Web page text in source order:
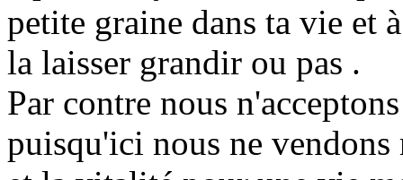
petite graine dans ta vie et
la laisser grandir ou pas .
Par contre nous
puisqu'ici nous ne vendons